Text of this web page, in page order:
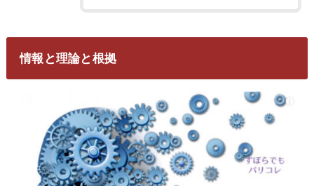
情報と理論と根拠